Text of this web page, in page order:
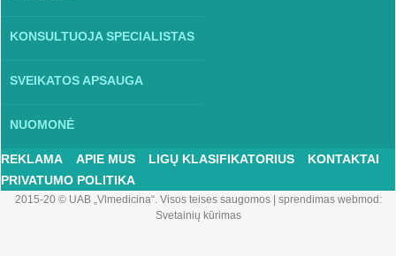
KONSULTUOJA SPECIALISTAS
SVEIKATOS APSAUGA
NUOMONĖ
REKLAMA APIE MUS LIGŲ KLASIFIKATORIUS
KONTAKTAI
PRIVATUMO POLITIKA
2015-20 © UAB „Vlmedicina“. Visos teises saugomos| sprendimas webmod:
Svetainių kūrimas